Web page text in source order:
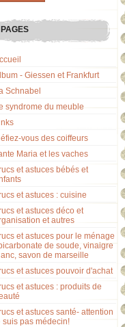
PAGES
- Giessen et Frankfurt
Schnabel
syndrome du meuble
vous des coiffeurs
Maria et les vaches
et astuces bébés et
et astuces : cuisine
et astuces déco et
et autres
et astuces pour le ménage
de soude, vinaigre
savon de marseille
et astuces pouvoir d'achat
et astuces : produits de
et astuces santé- attention
suis pas médecin!